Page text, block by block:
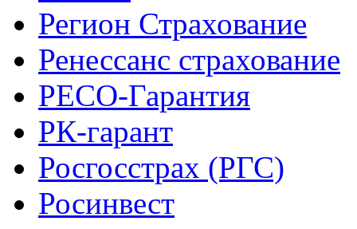
Регион Страхование
Ренессанс страхование
РЕСО-Гарантия
РК-гарант
Росгосстрах (РГС)
Росинвест